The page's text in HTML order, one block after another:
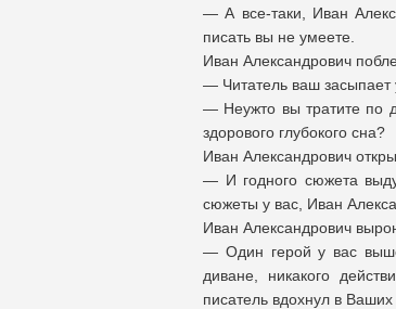
— А все-таки, Иван
писать вы не умеете.
Иван Александрович
— Читатель ваш засыпает
— Неужто вы тратите по
здорового глубокого сна?
Иван Александрович
— И годного сюжета
сюжеты у вас, Иван
Иван Александрович
— Один герой у вас
диване, никакого
писатель вдохнул в